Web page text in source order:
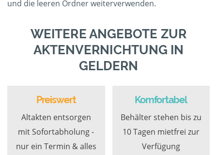
und die leeren Ordner weiterverwenden.
WEITERE ANGEBOTE ZUR
AKTENVERNICHTUNG IN
GELDERN
Preiswert
Altakten entsorgen
mit Sofortabholung -
nur ein Termin & alles
Komfortabel
Behälter stehen bis zu
10 Tagen mietfrei zur
Verfügung